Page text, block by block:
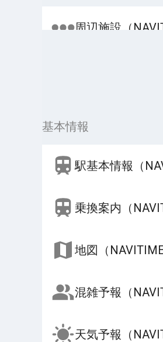
周辺施設（
基本情報
駅基本情報（
乗換案内（
地図（NAVITIME
混雑予報（
天気予報（